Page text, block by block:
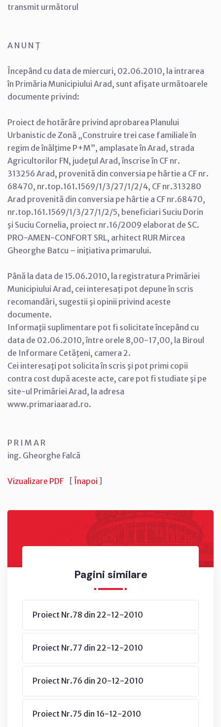
Pagini similare
Proiect Nr.78 din 22-12-2010
Proiect Nr.77 din 22-12-2010
Proiect Nr.76 din 20-12-2010
Proiect Nr.75 din 16-12-2010
transmit următorul
A N U N Ţ
Începând cu data de miercuri, 02.06.2010, la intrarea
în Primăria Municipiului Arad, sunt afişate următoarele
documente privind:
Proiect de hotărâre privind aprobarea Planului
Urbanistic de Zonă „Construire trei case familiale în
regim de înălţime P+M”, amplasate în Arad, strada
Agricultorilor FN, judeţul Arad, înscrise în CF nr.
313256 Arad, provenită din conversia pe hârtie a CF nr.
68470, nr.top.161.1569/1/3/27/1/2/4, CF nr.313280
Arad provenită din conversia pe hârtie a CF nr.68470,
nr.top.161.1569/1/3/27/1/2/5, beneficiari Suciu Dorin
şi Suciu Cornelia, proiect nr.16/2009 elaborat de SC.
PRO-AMEN-CONFORT SRL, arhitect RUR Mircea
Gheorghe Batcu – iniţiativa primarului.
Până la data de 15.06.2010, la registratura Primăriei
Municipiului Arad, cei interesaţi pot depune în scris
recomandări, sugestii şi opinii privind aceste
documente.
Informaţii suplimentare pot fi solicitate începând cu
data de 02.06.2010, între orele 8,00-17,00, la Biroul
de Informare Cetăţeni, camera 2.
Cei interesaţi pot solicita în scris şi pot primi copii
contra cost după aceste acte, care pot fi studiate şi pe
site-ul Primăriei Arad, la adresa
www.primariaarad.ro.
P R I M A R
ing. Gheorghe Falcă
Vizualizare PDF [ Înapoi ]